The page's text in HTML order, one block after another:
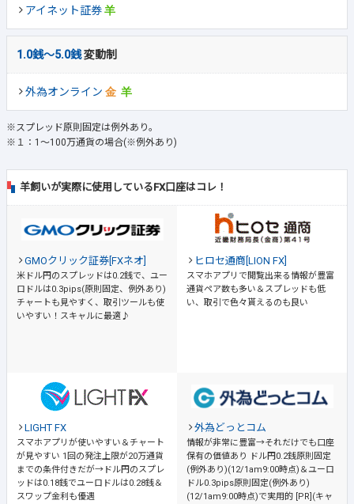
アイネット証券
1.0銭～5.0銭変動制
外為オンライン
※スプレッド原則固定は例外あり。
※１：1～100万通貨の場合(※例外あり)
羊飼いが実際に使用しているFX口座はコレ！
GMOクリック証券[FXネオ]
米ドル円のスプレッドは0.2銭で、ユー
ロドルは0.3pips(原則固定、例外あり)
チャートも見やすく、取引ツールも使
いやすい！スキャルに最適♪
ヒロセ通商[LION FX]
スマホアプリで閲覧出来る情報が豊富
通貨ペア数も多い＆スプレッドも低
い、取引で色々貰えるのも良い
LIGHT FX
スマホアプリが使いやすい＆チャート
が見やすい 1回の発注上限が20万通貨
までの条件付きだが→ドル円のスプレ
ッドは0.18銭でユーロドルは0.28銭＆
スワップ金利も優遇
外為どっとコム
情報が非常に豊富→それだけでも口座
保有の価値あり
ドル円0.2銭原則固定
(例外あり)(12/1am9:00時点)＆ユーロ
ドル0.3pips原則固定(例外あり)
(12/1am9:00時点)で実用的 [PR](キャ